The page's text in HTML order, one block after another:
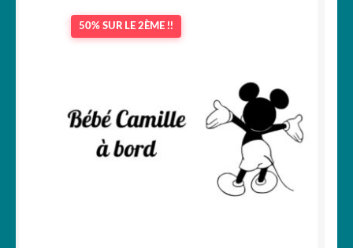
50% SUR LE 2ÈME !!